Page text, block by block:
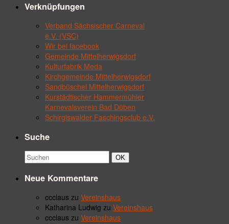
Verknüpfungen
Verband Sächsischer Carneval
e.V. (VSC)
Wir bei facebook
Gemeinde Mittelherwigsdorf
Kulturfabrik Meda
Kirchgemeinde Mittelherwigsdorf
Sandbüschel Mittelherwigsdorf
Kurstädtischer Hammermühler
Karnevalsverein Bad Düben
Schirgiswalder Faschingsclub e.V.
Suche
Suchbegriff: Suchen
OK
Neue Kommentare
ccclaus zu Vereinshaus
Katharina Ludwig zu Vereinshaus
ccclaus zu Vereinshaus